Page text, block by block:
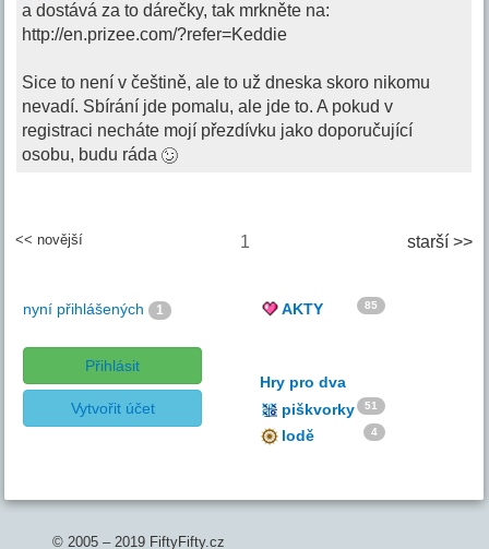
a dostává za to dárečky, tak mrkněte na:
http://en.prizee.com/?refer=Keddie
Sice to není v češtině, ale to už dneska skoro nikomu
nevadí. Sbírání jde pomalu, ale jde to. A pokud v
registraci necháte mojí přezdívku jako doporučující
osobu, budu ráda
starší >>
<< novější 1
nyní přihlášených 1
Přihlásit
Vytvořit účet
AKTY 85
Hry pro dva
piškvorky
51
lodě 4
© 2005 – 2019 FiftyFifty.cz